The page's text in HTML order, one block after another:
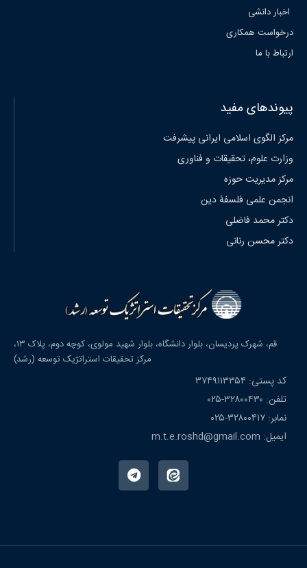
اخبار دانشی
درخواست همکاری
ارتباط با ما
پیوندهای مفید
مرکز الگوی اسلامی ایرانی پیشرفت
وزارت علوم، تحقیقات و فناوری
مرکز مدیریت حوزه
انجمن علمی فلسفۀ دین
دکتر محمد فاضلی
دکتر محسن رنانی
قم، شهرک پردیسان، بلوار دانشگاه، بلوار شهید مولوی، کوچه دوم، پلاک ۱۳،
مرکز تحقیقات استراتژیک توسعه (رشد)
کد پستی: ۳۷۴۹۱۱۳۳۵۴
تلفن: ۳۲۸۰۰۴۳۰-۰۲۵
نمابر: ۳۲۸۰۰۴۱۷-۰۲۵
ایمیل: m.t.e.roshd@gmail.com